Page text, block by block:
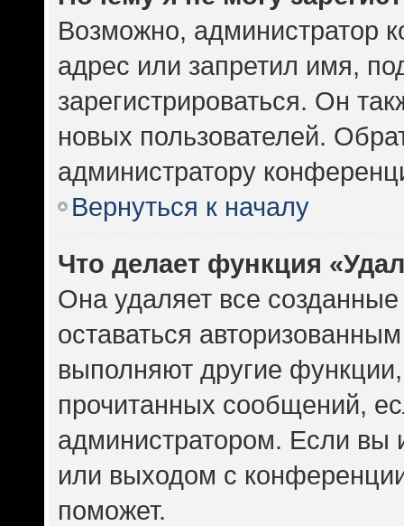
Возможно, администратор
адрес или запретил имя,
зарегистрироваться. Он
новых пользователей.
администратору
Вернуться к началу
Что делает функция
Она удаляет все
оставаться
выполняют другие
прочитанных сообщений,
администратором. Если вы
или выходом с
поможет.